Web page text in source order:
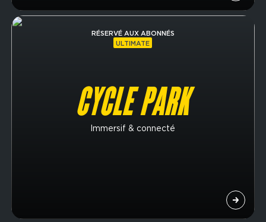
RÉSERVÉ AUX ABONNÉS
ULTIMATE
CYCLE PARK
Immersif & connecté
Image